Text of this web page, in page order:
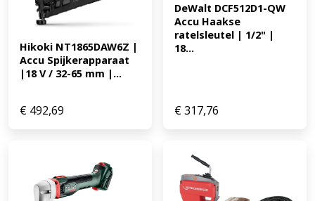
Hikoki NT1865DAW6Z |
Accu Spijkerapparaat
|18 V / 32-65 mm |...
€ 492,69
DeWalt DCF512D1-QW
Accu Haakse
ratelsleutel | 1/2" |
18...
€317,76